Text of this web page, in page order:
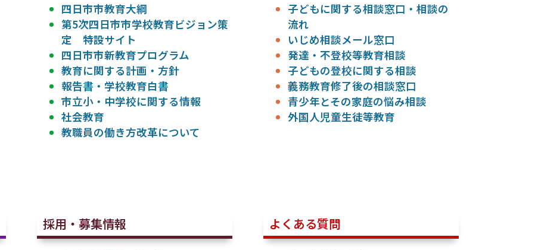
四日市市教育大綱
第5次四日市市学校教育ビジョン策
定 特設サイト
四日市市新教育プログラム
教育に関する計画・方針
報告書・学校教育白書
市立小・中学校に関する情報
社会教育
教職員の働き方改革について
子どもに関する相談窓口・相談の
流れ
いじめ相談メール窓口
発達・不登校等教育相談
子どもの登校に関する相談
義務教育修了後の相談窓口
青少年とその家庭の悩み相談
外国人児童生徒等教育
採用・募集情報 よくある質問